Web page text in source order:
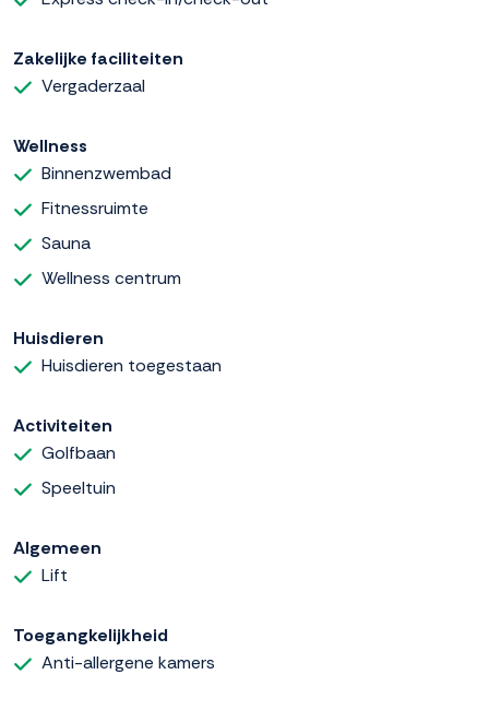
Zakelijke faciliteiten
Vergaderzaal
Wellness
Binnenzwembad
Fitnessruimte
Sauna
Wellness centrum
Huisdieren
Huisdieren toegestaan
Activiteiten
Golfbaan
Speeltuin
Algemeen
Lift
Toegangkelijkheid
Anti-allergene kamers